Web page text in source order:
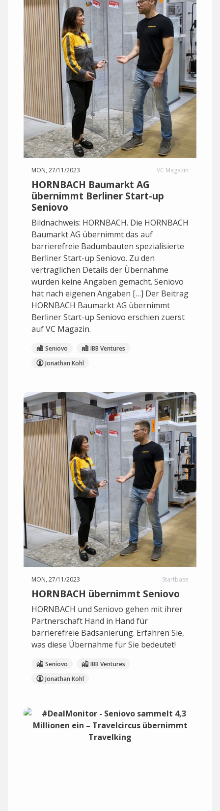
MON, 27/11/2023 VC Magazin
HORNBACH Baumarkt AG
übernimmt Berliner Start-up
Seniovo
Bildnachweis: HORNBACH. Die HORNBACH
Baumarkt AG übernimmt das auf
barrierefreie Badumbauten spezialisierte
Berliner Start-up Seniovo. Zu den
vertraglichen Details der Übernahme
wurden keine Angaben gemacht. Seniovo
hat nach eigenen Angaben […] Der Beitrag
HORNBACH Baumarkt AG übernimmt
Berliner Start-up Seniovo erschien zuerst
auf VC Magazin.
Seniovo
IBB Ventures
Jonathan Kohl
MON, 27/11/2023 Startbase
HORNBACH übernimmt Seniovo
HORNBACH und Seniovo gehen mit ihrer
Partnerschaft Hand in Hand für
barrierefreie Badsanierung. Erfahren Sie,
was diese Übernahme für Sie bedeutet!
Seniovo
IBB Ventures
Jonathan Kohl